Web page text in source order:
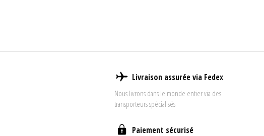
Livraison assurée via Fedex
Nous livrons dans le monde entier via des
transporteurs spécialisés
Paiement sécurisé